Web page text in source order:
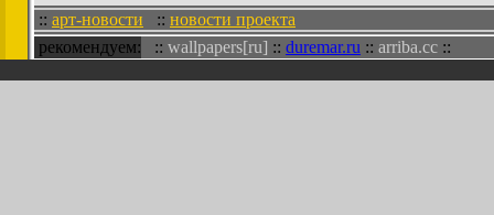
:: арт-новости :: новости проекта
рекомендуем: :: wallpapers[ru] :: duremar.ru :: arriba.cc ::